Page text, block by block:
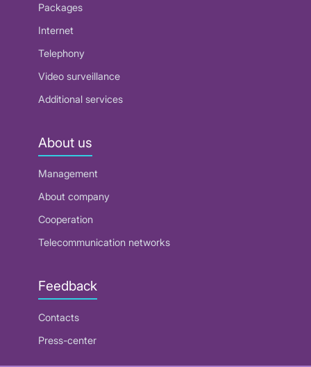
Packages
Internet
Telephony
Video surveillance
Additional services
About us
Management
About company
Cooperation
Telecommunication networks
Feedback
Contacts
Press-center